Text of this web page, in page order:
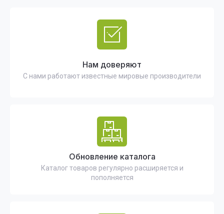
Нам доверяют
С нами работают известные мировые производители
Обновление каталога
Каталог товаров регулярно расширяется и
пополняется